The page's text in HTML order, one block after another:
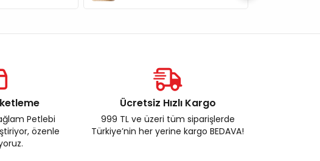
Petlebi
özenle
Ücretsiz Hızlı Kargo
999 TL ve üzeri tüm siparişlerde
Türkiye’nin her yerine kargo BEDAVA!